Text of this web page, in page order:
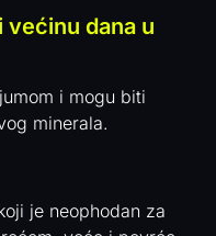
većinu dana u
i mogu biti
minerala.
je neophodan za